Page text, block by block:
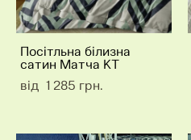
Посітльна білизна
сатин Матча КТ
від 1 285 грн.